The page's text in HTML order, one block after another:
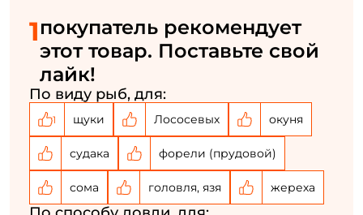
1покупатель рекомендует
этот товар. Поставьте свой
лайк!
По виду рыб, для:
1 щуки Лососевых окуня
судака форели (прудовой)
сома головля, язя жереха
У меня уже есть аккаунт